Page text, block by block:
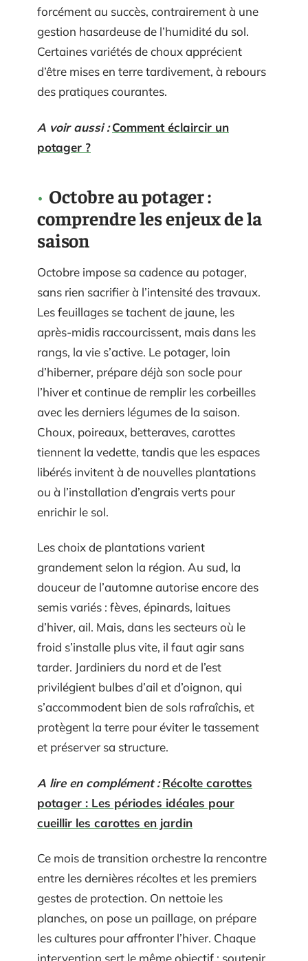
forcément au succès, contrairement à une
gestion hasardeuse de l’humidité du sol.
Certaines variétés de choux apprécient
d’être mises en terre tardivement, à rebours
des pratiques courantes.
A voir aussi : Comment éclaircir un
potager ?
Octobre au potager :
comprendre les enjeux de la
saison
Octobre impose sa cadence au potager,
sans rien sacrifier à l’intensité des travaux.
Les feuillages se tachent de jaune, les
après-midis raccourcissent, mais dans les
rangs, la vie s’active. Le potager, loin
d’hiberner, prépare déjà son socle pour
l’hiver et continue de remplir les corbeilles
avec les derniers légumes de la saison.
Choux, poireaux, betteraves, carottes
tiennent la vedette, tandis que les espaces
libérés invitent à de nouvelles plantations
ou à l’installation d’engrais verts pour
enrichir le sol.
Les choix de plantations varient
grandement selon la région. Au sud, la
douceur de l’automne autorise encore des
semis variés : fèves, épinards, laitues
d’hiver, ail. Mais, dans les secteurs où le
froid s’installe plus vite, il faut agir sans
tarder. Jardiniers du nord et de l’est
privilégient bulbes d’ail et d’oignon, qui
s’accommodent bien de sols rafraîchis, et
protègent la terre pour éviter le tassement
et préserver sa structure.
A lire en complément : Récolte carottes
potager : Les périodes idéales pour
cueillir les carottes en jardin
Ce mois de transition orchestre la rencontre
entre les dernières récoltes et les premiers
gestes de protection. On nettoie les
planches, on pose un paillage, on prépare
les cultures pour affronter l’hiver. Chaque
intervention sert le même objectif : soutenir